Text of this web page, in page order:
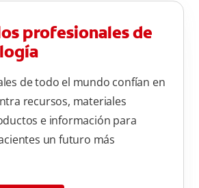
profesionales de
de todo el mundo confían en
recursos, materiales
e información para
un futuro más